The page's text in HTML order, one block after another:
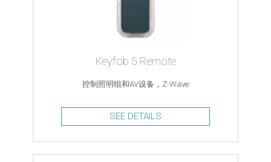
Keyfob 5 Remote
控制照明组和AV设备，Z-Wave
SEE DETAILS